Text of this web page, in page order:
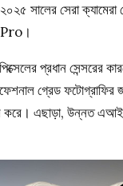
২০২৫ সালের সেরা
প্রধান সেন্সরের
গ্রেড
এছাড়া, উন্নত এআই